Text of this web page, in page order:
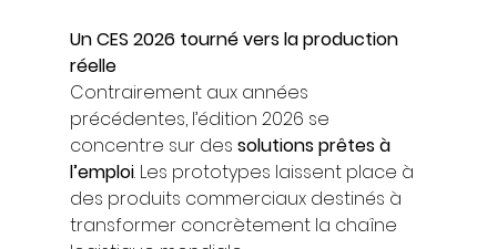
Un CES 2026 tourné vers la production
réelle
Contrairement aux années
précédentes, l’édition 2026 se
concentre sur des solutions prêtes à
l’emploi. Les prototypes laissent place à
des produits commerciaux destinés à
transformer concrètement la chaîne